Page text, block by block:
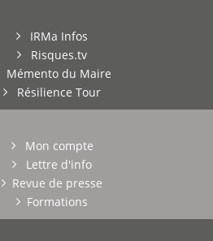
IRMa Infos
Risques.tv
Mémento du Maire
Résilience Tour
Mon compte
Lettre d'info
Revue de presse
Formations